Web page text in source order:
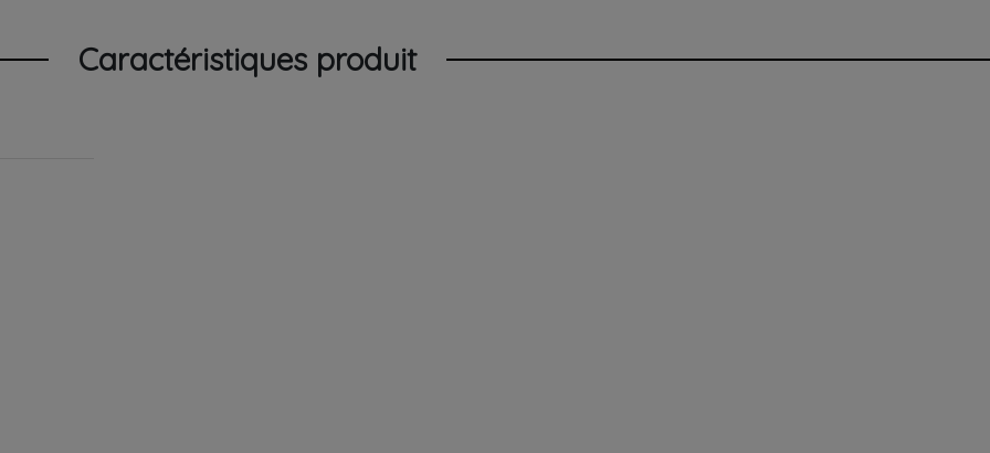
Caractéristiques produit